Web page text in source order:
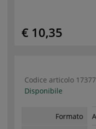
€ 10,35
Codice articolo 17377
Disponibile
Formato